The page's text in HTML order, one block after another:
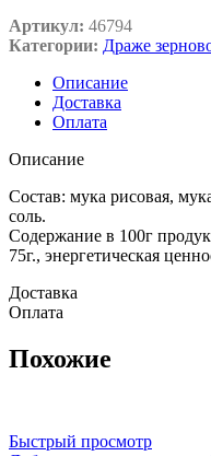
Артикул: 46794
Категории: Драже
Описание
Доставка
Оплата
Описание
Состав: мука рисовая,
соль.
Содержание в 100г
75г., энергетическая
Доставка
Оплата
Похожие
Быстрый просмотр